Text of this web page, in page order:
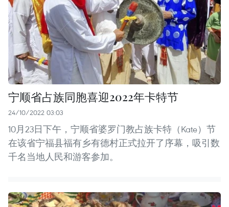
宁顺省占族同胞喜迎2022年卡特节
24/10/2022 03:03
10月23日下午，宁顺省婆罗门教占族卡特（Kate）节
在该省宁福县福有乡有德村正式拉开了序幕，吸引数
千名当地人民和游客参加。